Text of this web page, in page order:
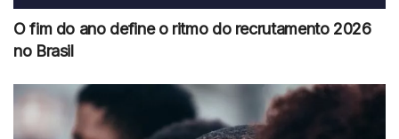
O fim do ano define o ritmo do recrutamento 2026
no Brasil